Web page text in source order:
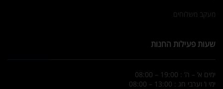
מעקב משלוחים
שעות פעילות החנות
ימים א’ – ה’ : 19:00 – 08:00
ימי ו’ וערבי חג : 13:00 – 08:00